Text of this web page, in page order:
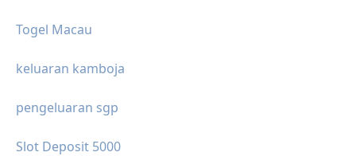
Togel Macau
keluaran kamboja
pengeluaran sgp
Slot Deposit 5000